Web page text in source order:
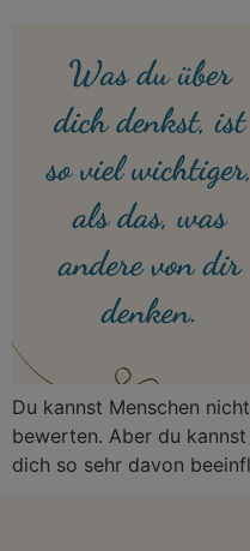
Du kannst Menschen
bewerten. Aber du
dich so sehr davon